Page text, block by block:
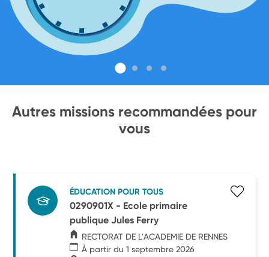
Autres missions recommandées pour
vous
ÉDUCATION POUR TOUS
0290901X - Ecole primaire
publique Jules Ferry
RECTORAT DE L'ACADEMIE DE RENNES
À partir du 1 septembre 2026